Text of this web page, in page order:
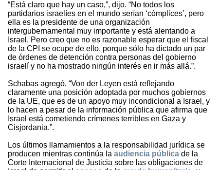
“Está claro que hay un caso,”, dijo. “No todos los
partidarios israelíes en el mundo serían ‘cómplices’, pero
ella es la presidente de una organización
intergubernamental muy importante y está alentando a
Israel. Pero creo que no es razonable esperar que el fiscal
de la CPI se ocupe de ello, porque sólo ha dictado un par
de órdenes de detención contra personas del gobierno
israelí y no ha mostrado ningún interés en ir más allá.”.
Schabas agregó, “Von der Leyen está reflejando
claramente una posición adoptada por muchos gobiernos
de la UE, que es de un apoyo muy incondicional a Israel, y
lo hacen a pesar de la información pública que afirma que
Israel está cometiendo crímenes terribles en Gaza y
Cisjordania.”.
Los últimos llamamientos a la responsabilidad jurídica se
producen mientras continúa la audiencia pública de la
Corte Internacional de Justicia sobre las obligaciones de